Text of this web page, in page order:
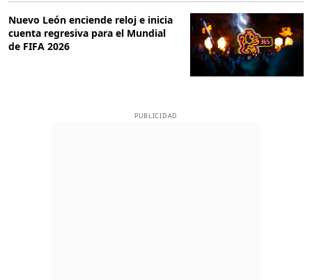
Nuevo León enciende reloj e inicia
cuenta regresiva para el Mundial
de FIFA 2026
PUBLICIDAD